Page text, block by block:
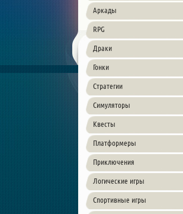
Аркады
RPG
Драки
Гонки
Стратегии
Симуляторы
Квесты
Платформеры
Приключения
Логические игры
Спортивные игры